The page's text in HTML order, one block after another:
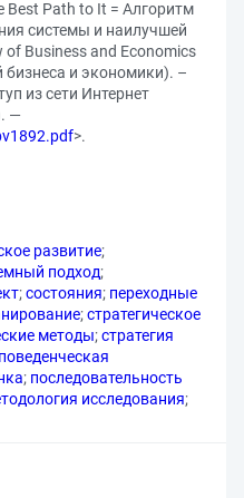
Best Path to It = Алгоритм
системы и наилучшей
of Business and Economics
бизнеса и экономики). –
из сети Интернет
—
>.
развитие;
подход;
;состояния; переходные
;стратегическое
методы;стратегия
поведенческая
; последовательность
исследования;